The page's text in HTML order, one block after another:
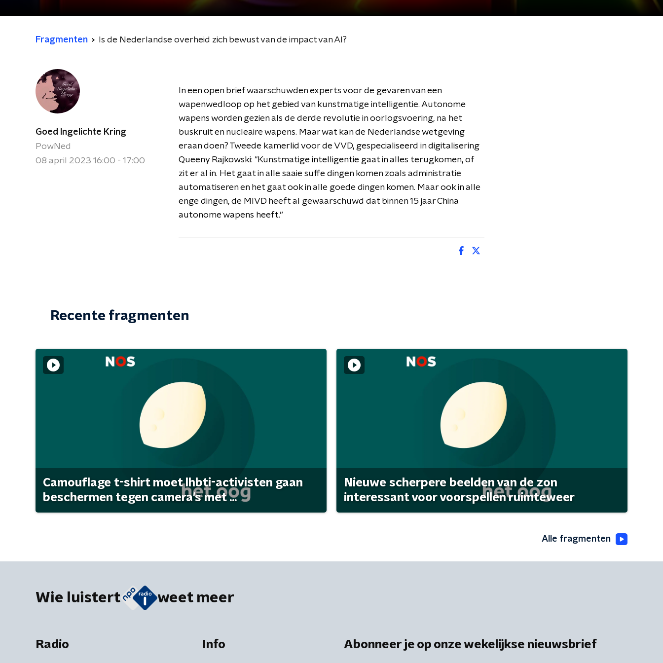
Fragmenten Is de Nederlandse overheid zich bewust van de impact van AI?
Goed Ingelichte Kring
PowNed
08 april 2023 16:00 - 17:00
In een open brief waarschuwden experts voor de gevaren van een
wapenwedloop op het gebied van kunstmatige intelligentie. Autonome
wapens worden gezien als de derde revolutie in oorlogsvoering, na het
buskruit en nucleaire wapens. Maar wat kan de Nederlandse wetgeving
eraan doen? Tweede kamerlid voor de VVD, gespecialiseerd in digitalisering
Queeny Rajkowski: "Kunstmatige intelligentie gaat in alles terugkomen, of
zit er al in. Het gaat in alle saaie suffe dingen komen zoals administratie
automatiseren en het gaat ook in alle goede dingen komen. Maar ook in alle
enge dingen, de MIVD heeft al gewaarschuwd dat binnen 15 jaar China
autonome wapens heeft.”
Recente fragmenten
Camouflage t-shirt moet lhbti-activisten gaan
beschermen tegen camera's met ...
Nieuwe scherpere beelden van de zon
interessant voor voorspellen ruimteweer
Alle fragmenten
Wie luistert weet meer
Radio Info Abonneer je op onze wekelijkse nieuwsbrief